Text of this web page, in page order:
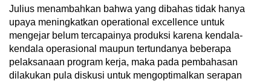
Julius menambahkan bahwa yang dibahas tidak hanya
upaya meningkatkan operational excellence untuk
mengejar belum tercapainya produksi karena kendala-
kendala operasional maupun tertundanya beberapa
pelaksanaan program kerja, maka pada pembahasan
dilakukan pula diskusi untuk mengoptimalkan serapan